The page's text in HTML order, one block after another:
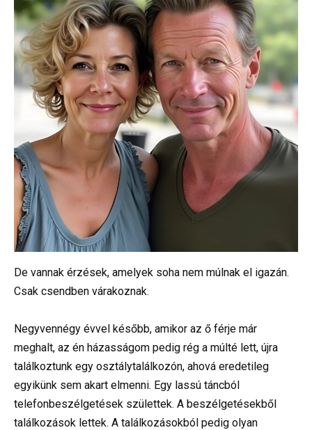
De vannak érzések, amelyek soha nem múlnak el igazán.
Csak csendben várakoznak.
Negyvennégy évvel később, amikor az ő férje már
meghalt, az én házasságom pedig rég a múlté lett, újra
találkoztunk egy osztálytalálkozón, ahová eredetileg
egyikünk sem akart elmenni. Egy lassú táncból
telefonbeszélgetések születtek. A beszélgetésekből
találkozások lettek. A találkozásokból pedig olyan